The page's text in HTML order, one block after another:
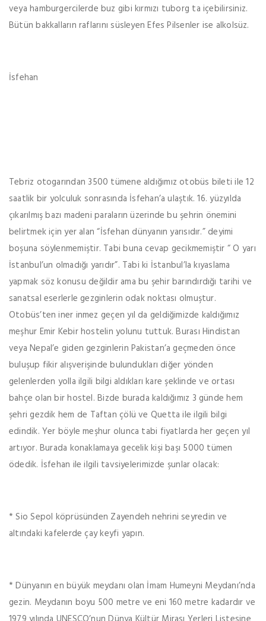
veya hamburgercilerde buz gibi kırmızı tuborg ta içebilirsiniz.
Bütün bakkalların raflarını süsleyen Efes Pilsenler ise alkolsüz.
İsfehan
Tebriz otogarından 3500 tümene aldığımız otobüs bileti ile 12
saatlik bir yolculuk sonrasında İsfehan’a ulaştık. 16. yüzyılda
çıkarılmış bazı madeni paraların üzerinde bu şehrin önemini
belirtmek için yer alan “İsfehan dünyanın yarısıdır.” deyimi
boşuna söylenmemiştir. Tabi buna cevap gecikmemiştir “ O yarı
İstanbul’un olmadığı yarıdır”. Tabi ki İstanbul’la kıyaslama
yapmak söz konusu değildir ama bu şehir barındırdığı tarihi ve
sanatsal eserlerle gezginlerin odak noktası olmuştur.
Otobüs’ten iner inmez geçen yıl da geldiğimizde kaldığımız
meşhur Emir Kebir hostelin yolunu tuttuk. Burası Hindistan
veya Nepal’e giden gezginlerin Pakistan’a geçmeden önce
buluşup fikir alışverişinde bulundukları diğer yönden
gelenlerden yolla ilgili bilgi aldıkları kare şeklinde ve ortası
bahçe olan bir hostel. Bizde burada kaldığımız 3 günde hem
şehri gezdik hem de Taftan çölü ve Quetta ile ilgili bilgi
edindik. Yer böyle meşhur olunca tabi fiyatlarda her geçen yıl
artıyor. Burada konaklamaya gecelik kişi başı 5000 tümen
ödedik. İsfehan ile ilgili tavsiyelerimizde şunlar olacak:
* Sio Sepol köprüsünden Zayendeh nehrini seyredin ve
altındaki kafelerde çay keyfi yapın.
* Dünyanın en büyük meydanı olan İmam Humeyni Meydanı’nda
gezin. Meydanın boyu 500 metre ve eni 160 metre kadardır ve